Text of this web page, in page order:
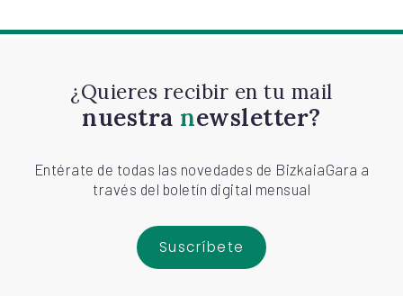
¿Quieres recibir en tu mail
nuestra newsletter?
Entérate de todas las novedades de BizkaiaGara a
través del boletín digital mensual
Suscríbete